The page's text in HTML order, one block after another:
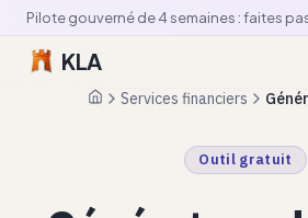
KLA
AccueilServices financiers
Outil gratuit